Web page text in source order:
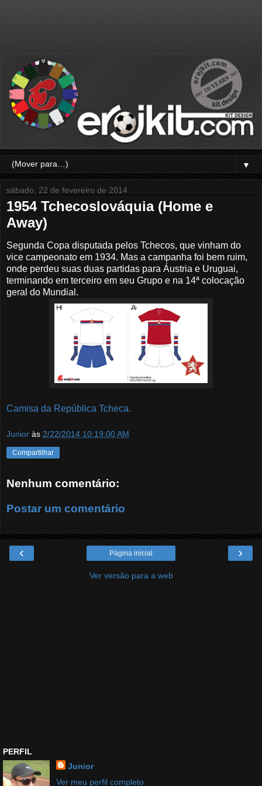
▼
sábado, 22 de fevereiro de 2014
1954 Tchecoslováquia (Home e
Away)
Segunda Copa disputada pelos Tchecos, que vinham do
vice campeonato em 1934. Mas a campanha foi bem ruim,
onde perdeu suas duas partidas para Áustria e Uruguai,
terminando em terceiro em seu Grupo e na 14ª colocação
geral do Mundial.
Camisa da República Tcheca.
Junior às 2/22/2014 10:19:00 AM
Compartilhar
Nenhum comentário:
Postar um comentário
‹ ›
Página inicial
Ver versão para a web
PERFIL
Junior
Ver meu perfil completo